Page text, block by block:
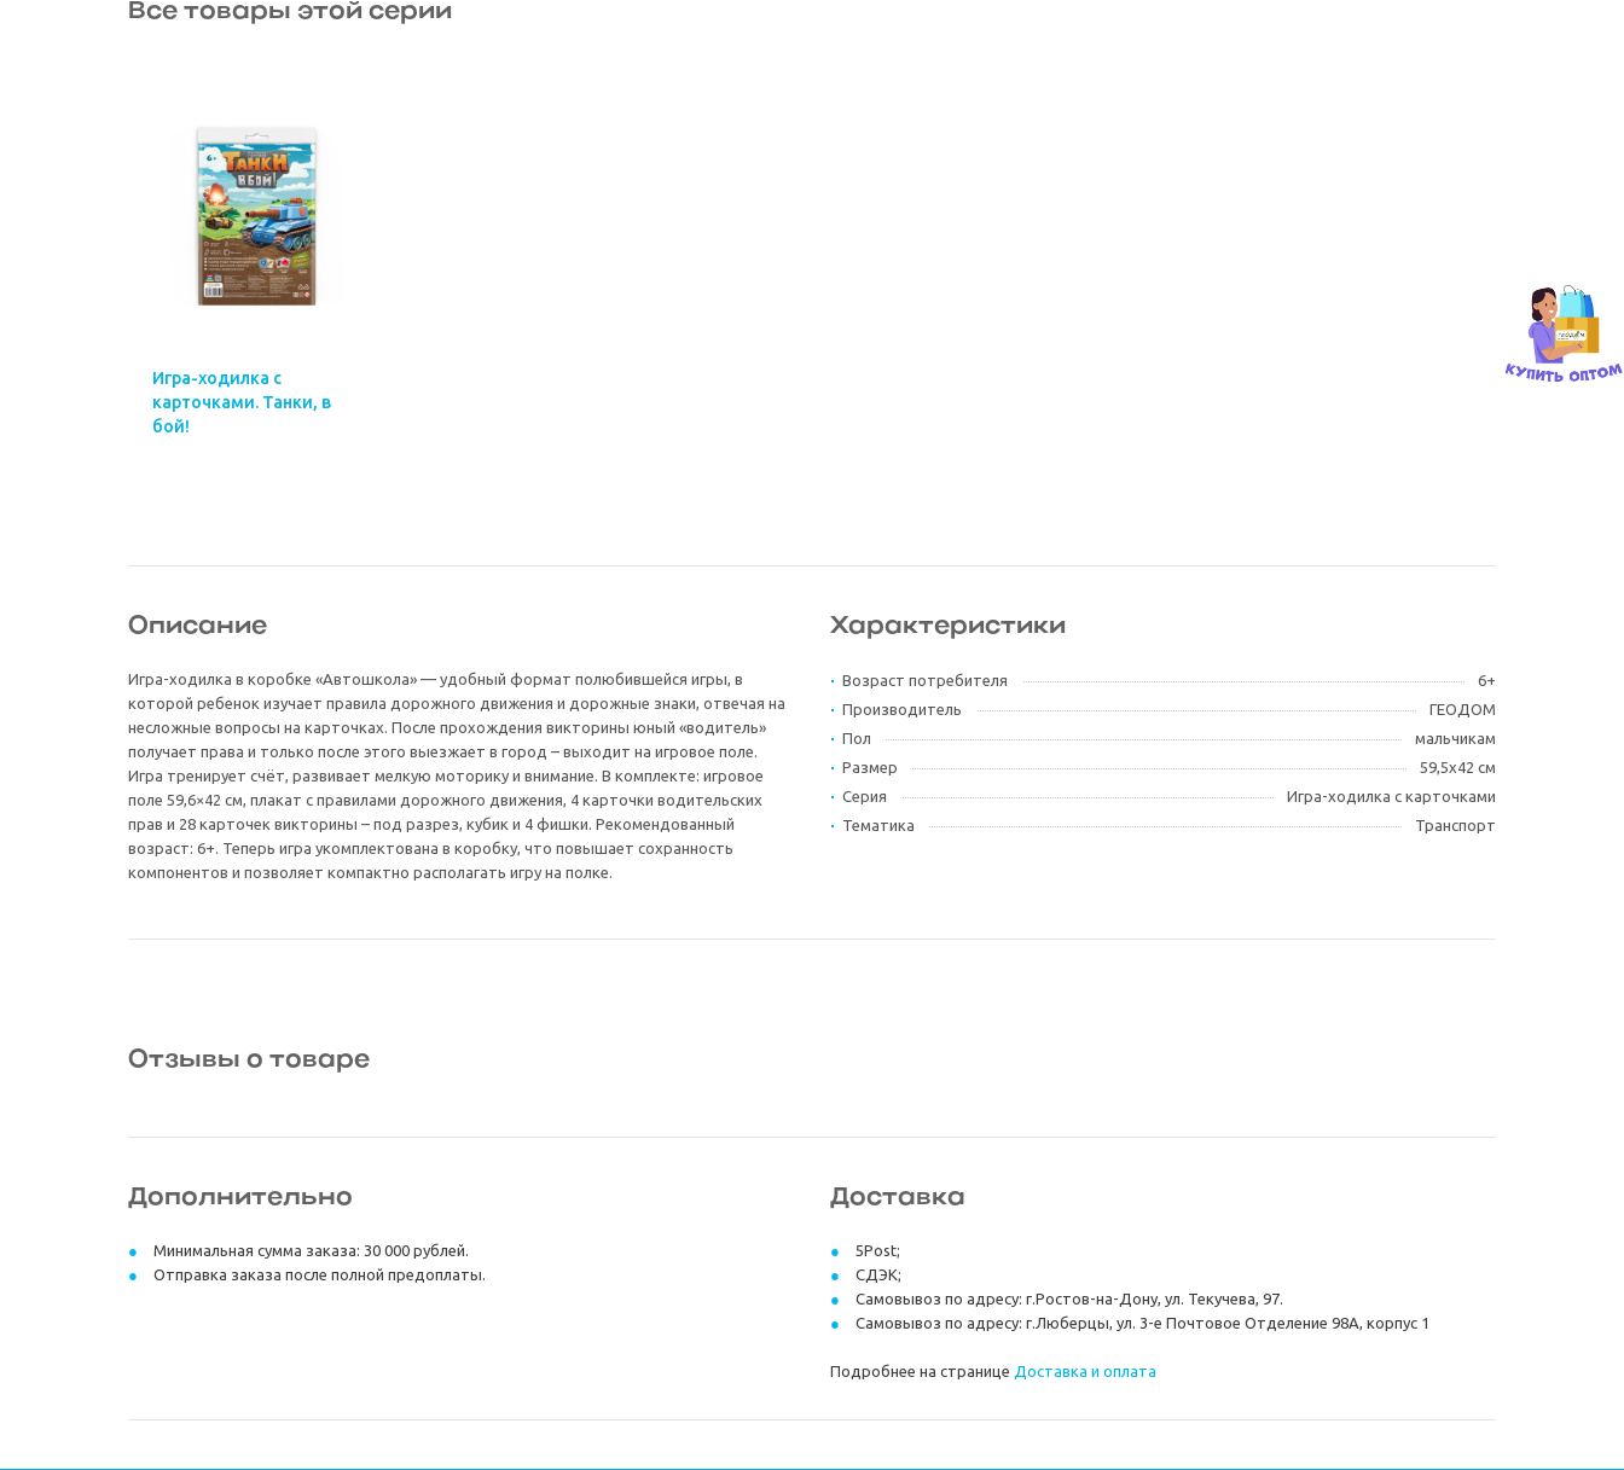
Все товары этой серии
Игра-ходилка с
карточками. Танки, в
бой!
Описание
Игра-ходилка в коробке «Автошкола» — удобный формат полюбившейся игры, в
которой ребенок изучает правила дорожного движения и дорожные знаки, отвечая на
несложные вопросы на карточках. После прохождения викторины юный «водитель»
получает права и только после этого выезжает в город – выходит на игровое поле.
Игра тренирует счёт, развивает мелкую моторику и внимание. В комплекте: игровое
поле 59,6×42 см, плакат с правилами дорожного движения, 4 карточки водительских
прав и 28 карточек викторины – под разрез, кубик и 4 фишки. Рекомендованный
возраст: 6+. Теперь игра укомплектована в коробку, что повышает сохранность
компонентов и позволяет компактно располагать игру на полке.
Характеристики
Возраст потребителя
6+
Производитель
ГЕОДОМ
Пол
мальчикам
Размер
59,5х42 см
Серия
Игра-ходилка с карточками
Тематика
Транспорт
Отзывы о товаре
Дополнительно
Минимальная сумма заказа: 30 000 рублей.
Отправка заказа после полной предоплаты.
Доставка
5Post;
СДЭК;
Самовывоз по адресу: г.Ростов-на-Дону, ул. Текучева, 97.
Самовывоз по адресу: г.Люберцы, ул. 3-е Почтовое Отделение 98А, корпус 1
Подробнее на странице Доставка и оплата